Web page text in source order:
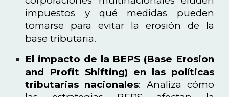
impuestos y qué medidas pueden
tomarse para evitar la erosión de la
base tributaria.
El impacto de la BEPS (Base Erosion
and Profit Shifting) en las políticas
tributarias nacionales: Analiza cómo